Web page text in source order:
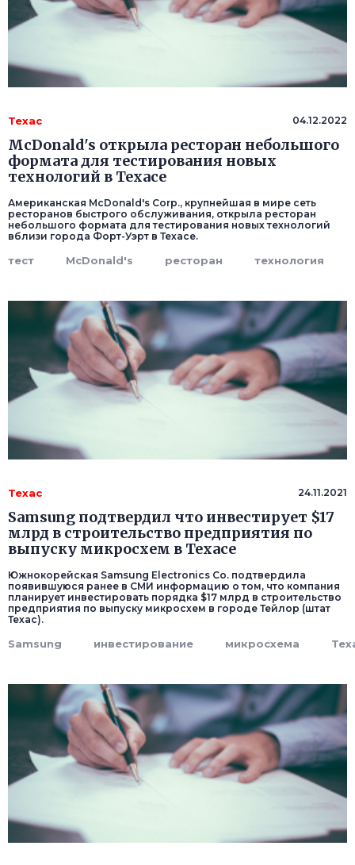
Техас 04.12.2022
McDonald's открыла ресторан небольшого
формата для тестирования новых
технологий в Техасе
Американская McDonald's Corp., крупнейшая в мире сеть
ресторанов быстрого обслуживания, открыла ресторан
небольшого формата для тестирования новых технологий
вблизи города Форт-Уэрт в Техасе.
тест McDonald's ресторан технология
Техас 24.11.2021
Samsung подтвердил что инвестирует $17
млрд в строительство предприятия по
выпуску микросхем в Техасе
Южнокорейская Samsung Electronics Co. подтвердила
появившуюся ранее в СМИ информацию о том, что компания
планирует инвестировать порядка $17 млрд в строительство
предприятия по выпуску микросхем в городе Тейлор (штат
Техас).
Samsung инвестирование микросхема